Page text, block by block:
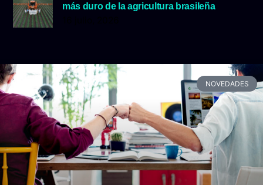
más duro de la agricultura brasileña
NOVEDADES